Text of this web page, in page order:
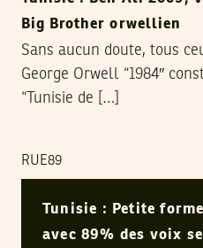
Big Brother orwellien
Sans aucun doute, tous
George Orwell “1984″
“Tunisie de […]
RUE89
Tunisie : Petite
avec 89% des voix